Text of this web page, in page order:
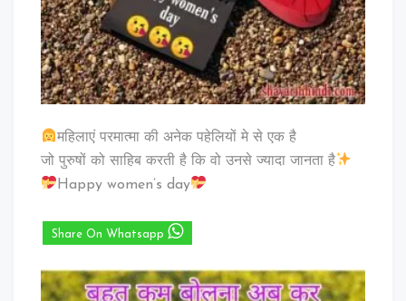
महिलाएं परमात्मा की अनेक पहेलियों मे से एक है
जो पुरुषों को साहिब करती है कि वो उनसे ज्यादा जानता है
Happy women’s day
Share On Whatsapp